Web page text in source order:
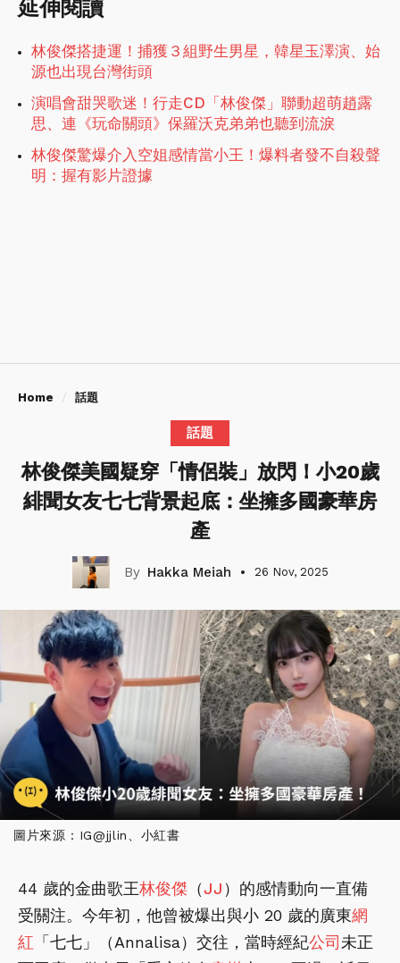
延伸閱讀
林俊傑搭捷運！捕獲３組野生男星，韓星玉澤演、始
源也出現台灣街頭
演唱會甜哭歌迷！行走CD「林俊傑」聯動超萌趙露
思、連《玩命關頭》保羅沃克弟弟也聽到流淚
林俊傑驚爆介入空姐感情當小王！爆料者發不自殺聲
明：握有影片證據
Home 話題
話題
林俊傑美國疑穿「情侶裝」放閃！小20歲
緋聞女友七七背景起底：坐擁多國豪華房
產
Hakka Meiah 26 Nov, 2025
圖片來源：IG@jjlin、小紅書
44 歲的金曲歌王林俊傑 （JJ ）的感情動向一直備
受關注。今年初，他曾被爆出與小 20 歲的廣東網
紅 「七七」（Annalisa）交往，當時經紀公司未正